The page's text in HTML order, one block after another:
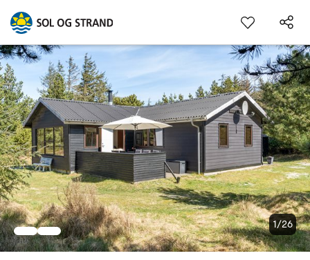
1/26